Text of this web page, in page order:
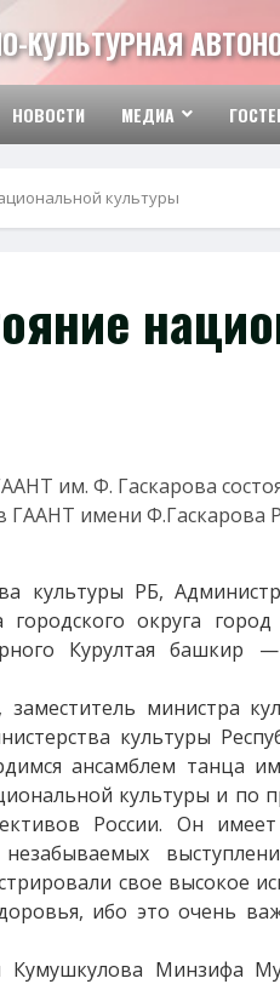
КУЛЬТУРНАЯ
НОВОСТИ МЕДИА
культуры
им. Ф. Гаскарова
ГААНТ имени Ф.Гаскарова
культуры РБ,
округа
Курултая
министра
культуры
ансамблем танца
культуры и по
России. Он
свое высокое
ибо это очень
Кумушкулова Минзифа